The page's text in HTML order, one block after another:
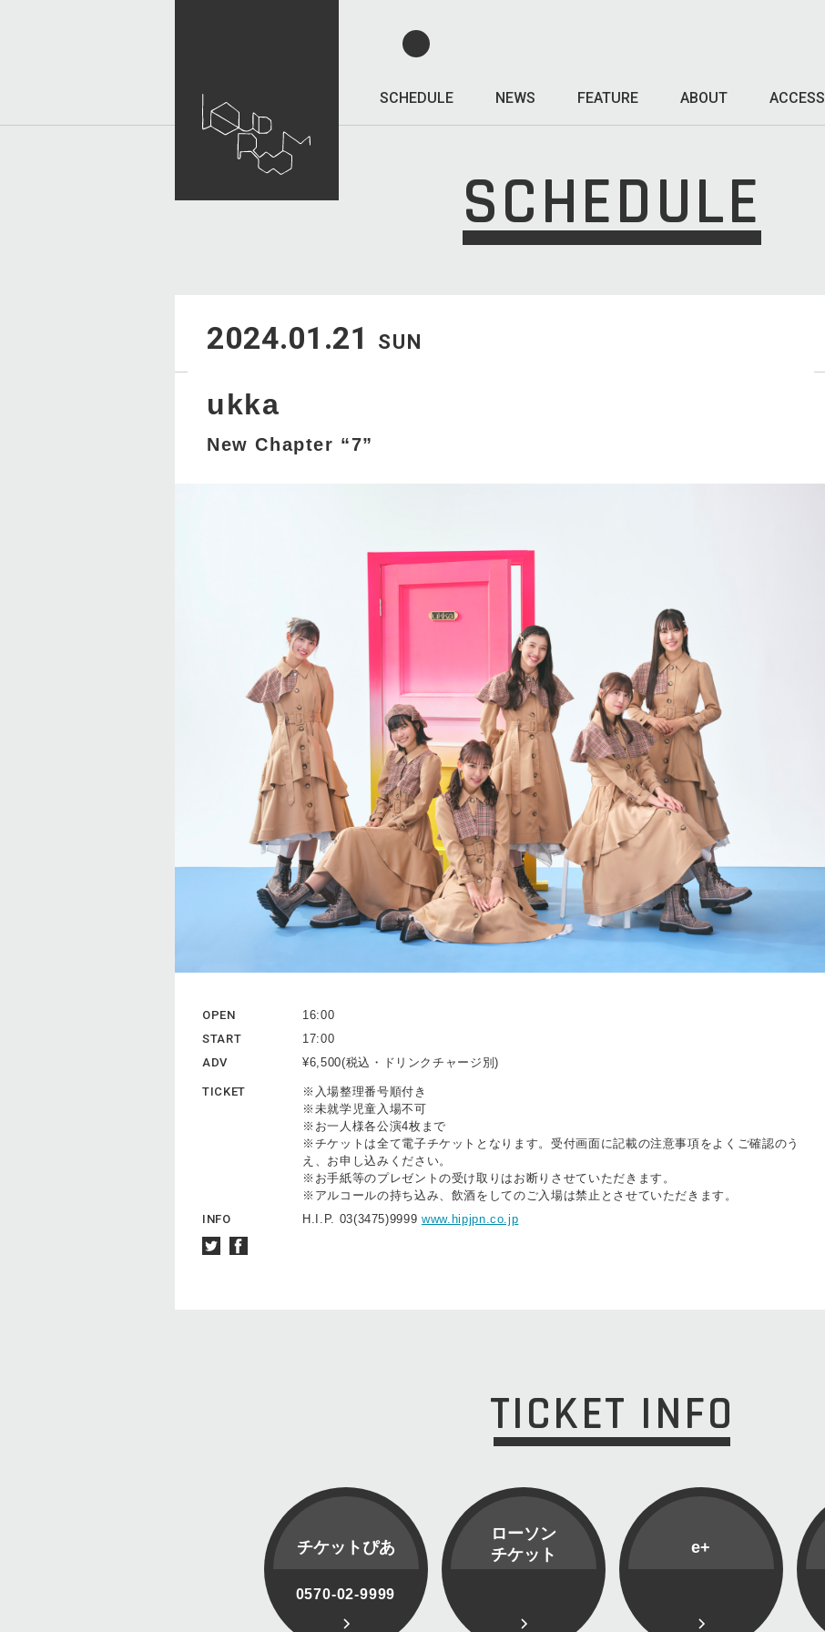
SCHEDULE NEWS FEATURE ABOUT ACCESS
SCHEDULE
2024.01.21 SUN
ukka
New Chapter “7”
OPEN
16:00
START
17:00
ADV
¥6,500(税込・ドリンクチャージ別)
TICKET
※⼊場整理番号順付き
※未就学児童⼊場不可
※お⼀⼈様各公演4枚まで
※チケットは全て電⼦チケットとなります。受付画⾯に記載の注意事項をよくご確認のう
え、お申し込みください。
※お⼿紙等のプレゼントの受け取りはお断りさせていただきます。
※アルコールの持ち込み、飲酒をしてのご⼊場は禁⽌とさせていただきます。
INFO
H.I.P. 03(3475)9999www.hipjpn.co.jp
TICKET INFO
チケットぴあ
0570-02-9999
ローソン
チケット
e+